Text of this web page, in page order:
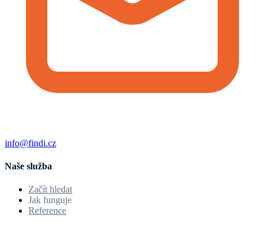
info@findi.cz
Naše služba
Začít hledat
Jak funguje
Reference